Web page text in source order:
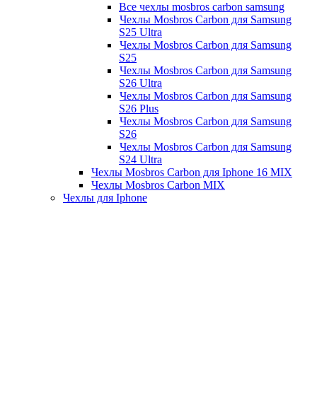
Все чехлы mosbros carbon samsung
Чехлы Mosbros Carbon для Samsung
S25 Ultra
Чехлы Mosbros Carbon для Samsung
S25
Чехлы Mosbros Carbon для Samsung
S26 Ultra
Чехлы Mosbros Carbon для Samsung
S26 Plus
Чехлы Mosbros Carbon для Samsung
S26
Чехлы Mosbros Carbon для Samsung
S24 Ultra
Чехлы Mosbros Carbon для Iphone 16 MIX
Чехлы Mosbros Carbon MIX
Чехлы для Iphone